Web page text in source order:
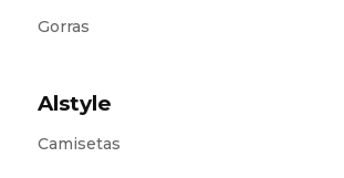
Gorras
Alstyle
Camisetas